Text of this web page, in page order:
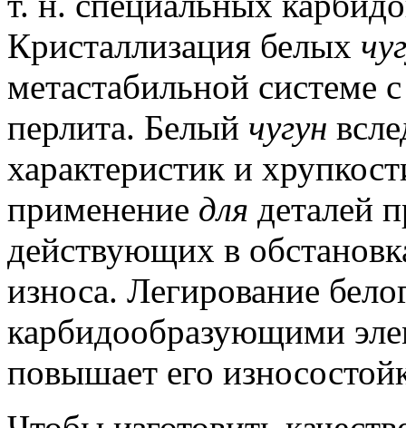
Кристаллизация белых
метастабильной системе
перлита. Белый чугун
характеристик и
применение для деталей
действующих в
износа. Легирование
карбидообразующими
повышает его